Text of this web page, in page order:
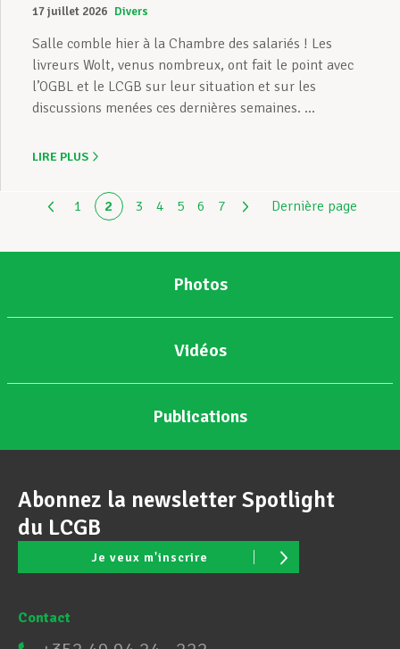
17 juillet 2026 Divers
Salle comble hier à la Chambre des salariés ! Les
livreurs Wolt, venus nombreux, ont fait le point avec
l’OGBL et le LCGB sur leur situation et sur les
discussions menées ces dernières semaines. ...
LIRE PLUS
1 2 3 4 5 6 7 Dernière page
Photos
Vidéos
Publications
Abonnez la newsletter Spotlight
du LCGB
Je veux m'inscrire
Contact